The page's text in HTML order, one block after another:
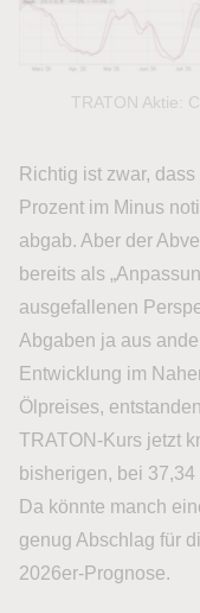
TRATON Aktie:
Richtig ist zwar,
Prozent im Minus
abgab. Aber der
bereits als
ausgefallenen
Abgaben ja aus
Entwicklung im
Ölpreises,
TRATON-Kurs jetzt
bisherigen, bei
Da könnte manch
genug Abschlag für
2026er-Prognose.